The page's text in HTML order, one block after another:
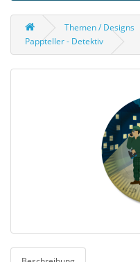
Themen / Designs
Pappteller - Detektiv